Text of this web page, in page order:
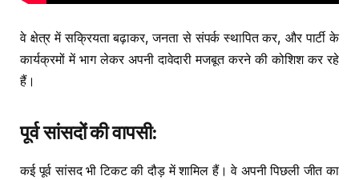
वे क्षेत्र में सक्रियता बढ़ाकर, जनता से संपर्क स्थापित कर, और पार्टी के
कार्यक्रमों में भाग लेकर अपनी दावेदारी मजबूत करने की कोशिश कर रहे
हैं।
पूर्वसांसदोंकीवापसी:
कई पूर्व सांसद भी टिकट की दौड़ में शामिल हैं। वे अपनी पिछली जीत का